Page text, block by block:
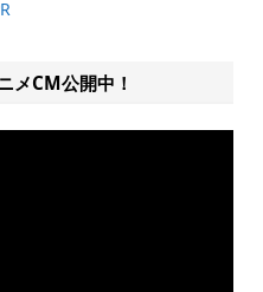
メCM公開中！